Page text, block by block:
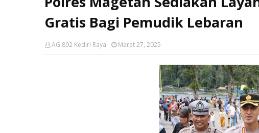
Gratis Bagi Pemudik Lebaran
AG 892 Kediri Raya Maret 27, 2025